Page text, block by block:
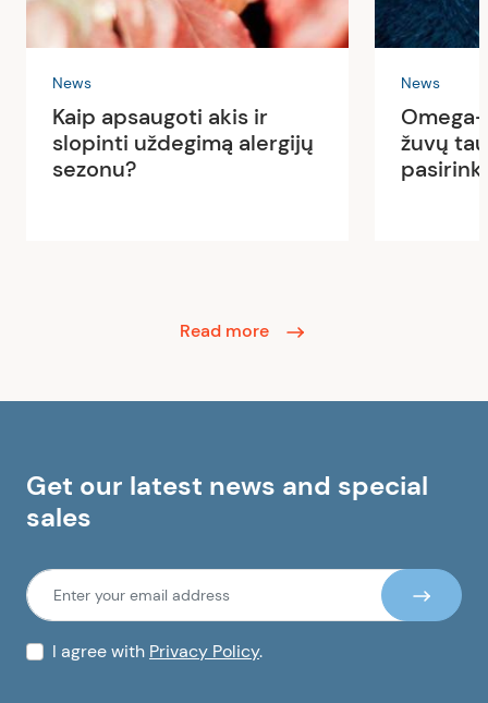
News
Kaip apsaugoti akis ir
slopinti uždegimą alergijų
sezonu?
News
žuvų
Read more
Get our latest news and special
sales
I agree with Privacy Policy.